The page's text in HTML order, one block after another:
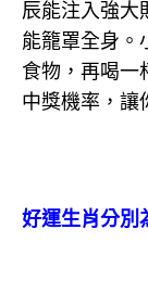
辰能注入強大
能籠罩全身。
食物，再喝一
中獎機率，讓
好運生肖分別